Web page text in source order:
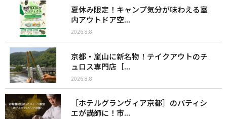
夏休み限定！キャンプ気分が味わえる室
内アウトドア空...
2026.8.8
京都・嵐山に新名物！テイクアウトのチ
ュロス専門店［...
2026.8.8
［ホテルグランヴィア京都］のパティシ
エが講師に！市...